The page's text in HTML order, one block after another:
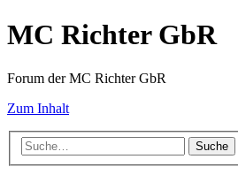
MC Richter GbR
Forum der MC Richter GbR
Zum Inhalt
Suche